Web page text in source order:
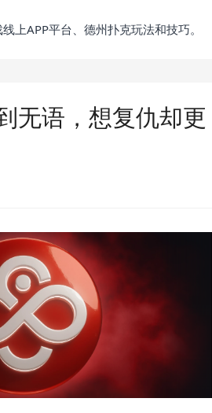
上APP平台、德州扑克玩法和技巧。
无语，想复仇却更